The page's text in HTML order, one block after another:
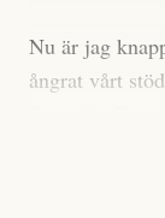
anses vara
men ingenting
inom
Nu är jag
ångrat vårt
Mitt